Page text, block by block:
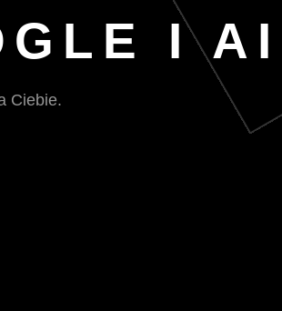
I AI
Ciebie.